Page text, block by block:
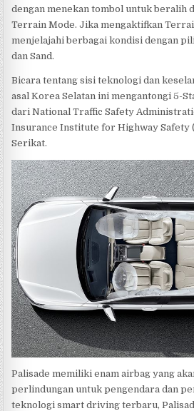
dengan menekan tombol untuk beralih
Terrain Mode. Jika mengaktifkan
menjelajahi berbagai kondisi dengan
dan Sand.
Bicara tentang sisi teknologi dan
asal Korea Selatan ini mengantongi 5-
dari National Traffic Safety
Insurance Institute for Highway Safety
Serikat.
Palisade memiliki enam airbag yang
perlindungan untuk pengendara dan
teknologi smart driving terbaru,